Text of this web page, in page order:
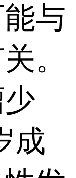
与
。
成